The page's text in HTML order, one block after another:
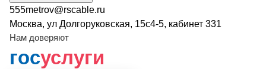
555metrov@rscable.ru
Москва, ул Долгоруковская, 15с4-5, кабинет 331
Нам доверяют
госуслуги